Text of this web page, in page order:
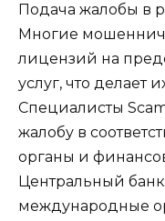
Подача жалобы в
Многие
лицензий на
услуг, что делает
Специалисты
жалобу в
органы и
Центральный
международные